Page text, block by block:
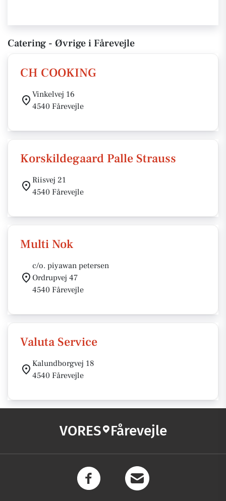
Catering - Øvrige i Fårevejle
CH COOKING
Vinkelvej 16
4540 Fårevejle
Korskildegaard Palle Strauss
Riisvej 21
4540 Fårevejle
Multi Nok
c/o. piyawan petersen
Ordrupvej 47
4540 Fårevejle
Valuta Service
Kalundborgvej 18
4540 Fårevejle
VORES Fårevejle